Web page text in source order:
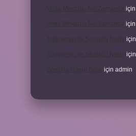
için
için
Türkiyenin Ilk Sözlüğü Nedir için
Türkiyenin Ilk Sözlüğü Nedir için
için admin